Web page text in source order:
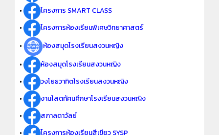
•
โครงการ SMART CLASS
•
โครงการห้องเรียนพิเศษวิทยาศาสตร์
•
ห้องสมุดโรงเรียนสงวนหญิง
•
ห้องสมุดโรงเรียนสงวนหญิง
•
วงโยธวาทิตโรงเรียนสงวนหญิง
•
งานโสตทัศนศึกษาโรงเรียนสงวนหญิง
•
สภาลดาวัลย์
•
โครงการห้องเรียนสีเขียว SYSP